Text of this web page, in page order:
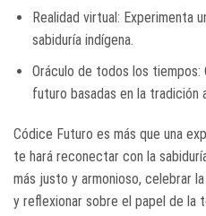
Realidad virtual: Experimenta
sabiduría indígena.
Oráculo de todos los
futuro basadas en la tradición
Códice Futuro es más que una
te hará reconectar con la
más justo y armonioso, celebrar
y reflexionar sobre el papel de la